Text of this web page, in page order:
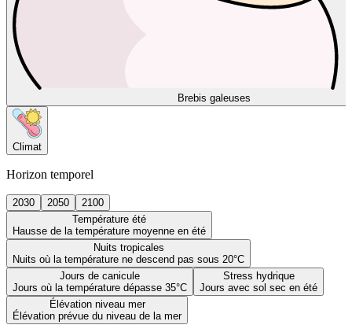
Brebis galeuses
Climat
Horizon temporel
2030 2050
2100
Température été
Hausse de la température moyenne en été
Nuits tropicales
Nuits où la température ne descend pas sous 20°C
Jours de canicule
Jours où la température dépasse 35°C
Stress hydrique
Jours avec sol sec en été
Élévation niveau mer
Élévation prévue du niveau de la mer